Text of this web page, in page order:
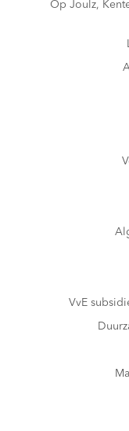
Op Joulz,
VvE